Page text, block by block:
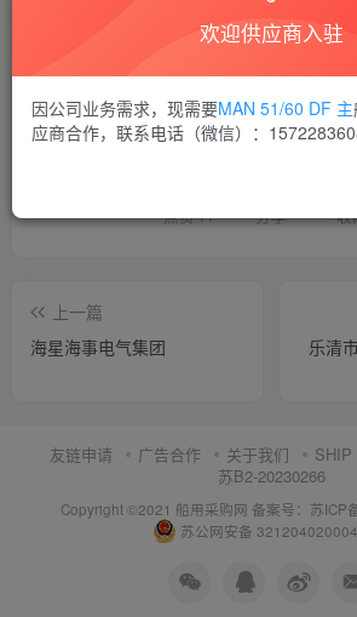
浙江
喜欢就支持一下吧
点赞11 分享 收
上一篇
海星海事电气集团
乐清
友链申请 广告合作 关于我们
SHIP
苏B2-20230266
Copyright ©2021 船用采购网 备案号：苏ICP
苏公网安备
欢迎供应商入驻
因公司业务需求，现需要MAN 51/60 DF 主
应商合作，联系电话（微信）：